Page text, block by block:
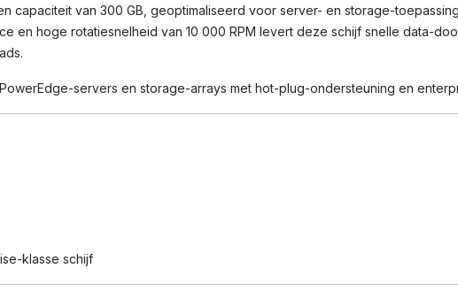
capaciteit van 300 GB, geoptimaliseerd voor server- en storage-
en hoge rotatiesnelheid van 10 000 RPM levert deze schijf snelle data-
servers en storage-arrays met hot-plug-ondersteuning en
klasse schijf